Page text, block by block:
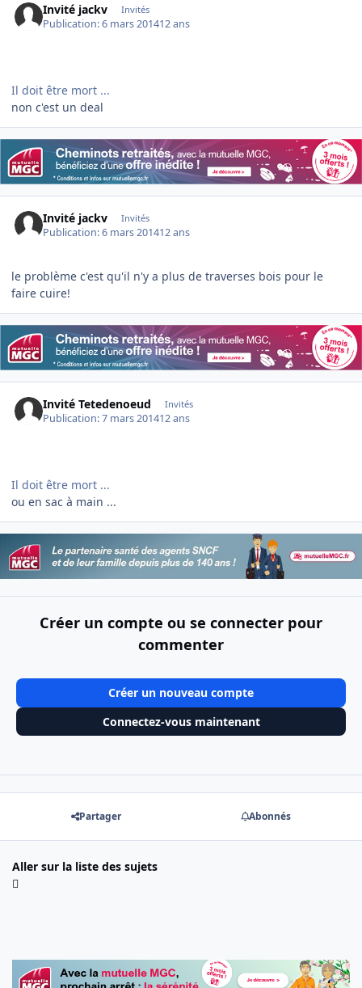
Invité jackv Invités
Publication:6 mars 201412 ans
Il doit être mort ...
non c'est un deal
Invité jackv Invités
Publication:6 mars 201412 ans
le problème c'est qu'il n'y a plus de traverses bois pour le
faire cuire!
Invité Tetedenoeud Invités
Publication:7 mars 201412 ans
Il doit être mort ...
ou en sac à main ...
Créer un compte ou se connecter pour
commenter
Créer un nouveau compte
Connectez-vous maintenant
Partager Abonnés
Aller sur la liste des sujets